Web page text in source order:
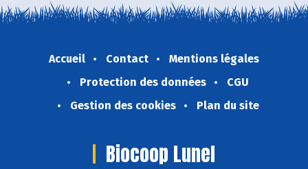
Accueil Contact
Mentions légales
Protection des données
CGU
Gestion des cookies
Plan du site
Biocoop Lunel